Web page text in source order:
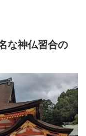
な神仏習合の